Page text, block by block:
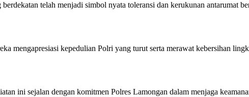
telah menjadi simbol nyata toleransi dan kerukunan antarumat
mengapresiasi kepedulian Polri yang turut serta merawat kebersihan
ini sejalan dengan komitmen Polres Lamongan dalam menjaga